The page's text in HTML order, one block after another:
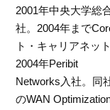
2001年中央大学総
社。2004年まで
ト・キャリアネッ
2004年Peribit
Networks入社。同
のWAN